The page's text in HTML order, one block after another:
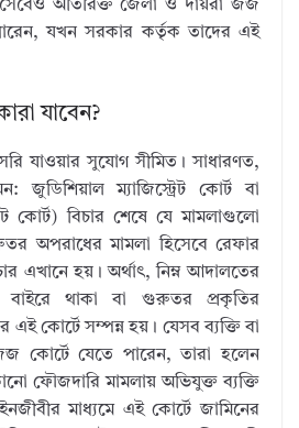
অতিরিক্ত জেলা ও দায়রা জজ
যখন সরকার কর্তৃক তাদের এই
যাবেন?
যাওয়ার সুযোগ সীমিত। সাধারণত,
জুডিশিয়াল ম্যাজিস্ট্রেট কোর্ট বা
কোর্ট) বিচার শেষে যে মামলাগুলো
অপরাধের মামলা হিসেবে রেফার
এখানে হয়। অর্থাৎ, নিম্ন আদালতের
বাইরে থাকা বা গুরুতর প্রকৃতির
এই কোর্টে সম্পন্ন হয়। যেসব ব্যক্তি বা
কোর্টে যেতে পারেন, তারা হলেন
ফৌজদারি মামলায় অভিযুক্ত ব্যক্তি
মাধ্যমে এই কোর্টে জামিনের